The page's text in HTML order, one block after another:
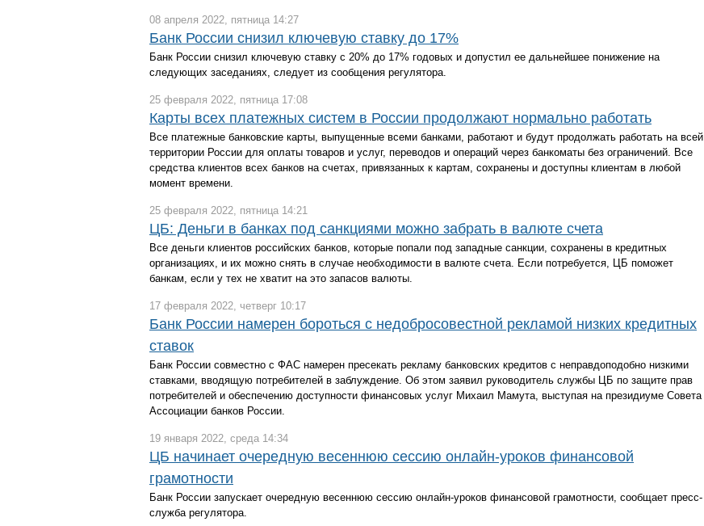
08 апреля 2022, пятница 14:27
Банк России снизил ключевую ставку до 17%
Банк России снизил ключевую ставку с 20% до 17% годовых и допустил ее дальнейшее понижение на
следующих заседаниях, следует из сообщения регулятора.
25 февраля 2022, пятница 17:08
Карты всех платежных систем в России продолжают нормально работать
Все платежные банковские карты, выпущенные всеми банками, работают и будут продолжать работать на всей
территории России для оплаты товаров и услуг, переводов и операций через банкоматы без ограничений. Все
средства клиентов всех банков на счетах, привязанных к картам, сохранены и доступны клиентам в любой
момент времени.
25 февраля 2022, пятница 14:21
ЦБ: Деньги в банках под санкциями можно забрать в валюте счета
Все деньги клиентов российских банков, которые попали под западные санкции, сохранены в кредитных
организациях, и их можно снять в случае необходимости в валюте счета. Если потребуется, ЦБ поможет
банкам, если у тех не хватит на это запасов валюты.
17 февраля 2022, четверг 10:17
Банк России намерен бороться с недобросовестной рекламой низких кредитных
ставок
Банк России совместно с ФАС намерен пресекать рекламу банковских кредитов с неправдоподобно низкими
ставками, вводящую потребителей в заблуждение. Об этом заявил руководитель службы ЦБ по защите прав
потребителей и обеспечению доступности финансовых услуг Михаил Мамута, выступая на президиуме Совета
Ассоциации банков России.
19 января 2022, среда 14:34
ЦБ начинает очередную весеннюю сессию онлайн-уроков финансовой
грамотности
Банк России запускает очередную весеннюю сессию онлайн-уроков финансовой грамотности, сообщает пресс-
служба регулятора.